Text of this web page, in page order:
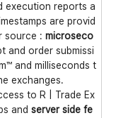
execution reports a
are provid
source : microseco
and order submissi
and milliseconds t
exchanges.
to R | Trade Ex
and server side fe